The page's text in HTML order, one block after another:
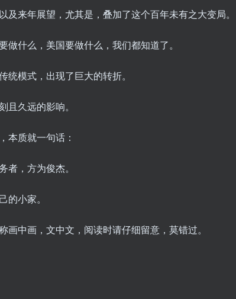
来年展望，尤其是，叠加了这个百年未有之大变局。
什么，美国要做什么，我们都知道了。
模式，出现了巨大的转折。
久远的影响。
本质就一句话：
，方为俊杰。
小家。
中画，文中文，阅读时请仔细留意，莫错过。